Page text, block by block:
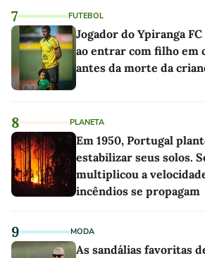
7 FUTEBOL
Jogador do Ypiranga
ao entrar com filho em
antes da morte da
8 PLANETA
Em 1950, Portugal
estabilizar seus solos.
multiplicou a
incêndios se propagam
9 MODA
As sandálias favoritas